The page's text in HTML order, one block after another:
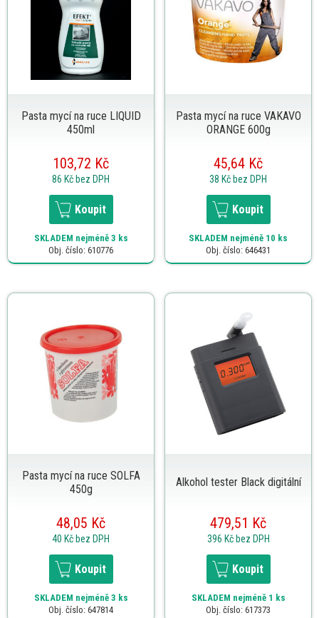
Pasta mycí na ruce LIQUID
450ml
103,72 Kč
86 Kč bez DPH
Koupit
SKLADEM nejméně 3 ks
Obj. číslo: 610776
Pasta mycí na ruce VAKAVO
ORANGE 600g
45,64 Kč
38 Kč bez DPH
Koupit
SKLADEM nejméně 10 ks
Obj. číslo: 646431
Pasta mycí na ruce SOLFA
450g
48,05 Kč
40 Kč bez DPH
Koupit
SKLADEM nejméně 3 ks
Obj. číslo: 647814
Alkohol tester Black digitální
479,51 Kč
396 Kč bez DPH
Koupit
SKLADEM nejméně 1 ks
Obj. číslo: 617373